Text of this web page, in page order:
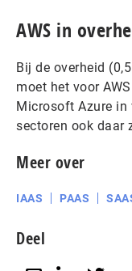
AWS in
Bij de overheid
moet het voor
Microsoft Azure in
sectoren ook daar
Meer over
IAAS PAAS
Deel